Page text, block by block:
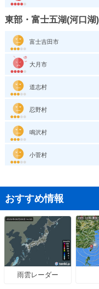
東部・富士五湖(河口湖)
富士吉田市
大月市
道志村
忍野村
鳴沢村
小菅村
おすすめ情報
雨雲レーダー